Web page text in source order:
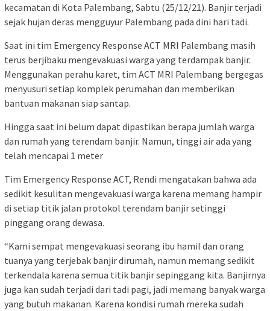
kecamatan di Kota Palembang, Sabtu (25/12/21). Banjir terjadi
sejak hujan deras mengguyur Palembang pada dini hari tadi.
Saat ini tim Emergency Response ACT MRI Palembang masih
terus berjibaku mengevakuasi warga yang terdampak banjir.
Menggunakan perahu karet, tim ACT MRI Palembang bergegas
menyusuri setiap komplek perumahan dan memberikan
bantuan makanan siap santap.
Hingga saat ini belum dapat dipastikan berapa jumlah warga
dan rumah yang terendam banjir. Namun, tinggi air ada yang
telah mencapai 1 meter
Tim Emergency Response ACT, Rendi mengatakan bahwa ada
sedikit kesulitan mengevakuasi warga karena memang hampir
di setiap titik jalan protokol terendam banjir setinggi
pinggang orang dewasa.
“Kami sempat mengevakuasi seorang ibu hamil dan orang
tuanya yang terjebak banjir dirumah, namun memang sedikit
terkendala karena semua titik banjir sepinggang kita. Banjirnya
juga kan sudah terjadi dari tadi pagi, jadi memang banyak warga
yang butuh makanan. Karena kondisi rumah mereka sudah